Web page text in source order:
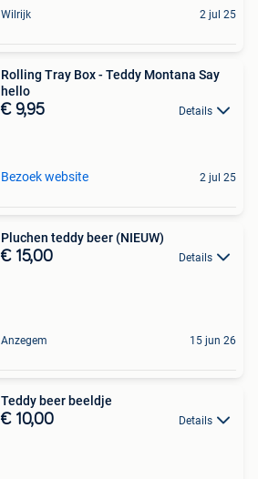
Wilrijk 2 jul 25
Rolling Tray Box - Teddy Montana Say
hello
€ 9,95 Details
Bezoek website 2 jul 25
Pluchen teddy beer (NIEUW)
€ 15,00 Details
Anzegem 15 jun 26
Teddy beer beeldje
€ 10,00 Details